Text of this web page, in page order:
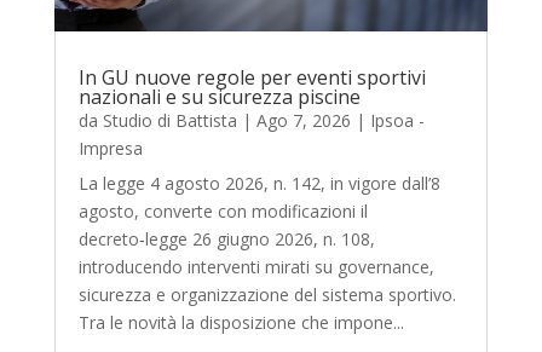
In GU nuove regole per eventi sportivi
nazionali e su sicurezza piscine
da Studio di Battista | Ago 7, 2026 | Ipsoa -
Impresa
La legge 4 agosto 2026, n. 142, in vigore dall’8
agosto, converte con modificazioni il
decreto‑legge 26 giugno 2026, n. 108,
introducendo interventi mirati su governance,
sicurezza e organizzazione del sistema sportivo.
Tra le novità la disposizione che impone...